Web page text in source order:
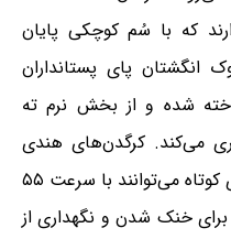
که با سُم کوچکی پایان
پای پستانداران
شده و از بخش نرم ته
می‌کند. کرگدن‌های هندی
آهسته گام برمی‌دارند، ولی در بازه‌های کوتاه می‌توانند با سرعت ۵۵
برای خنک شدن و نگهداری از